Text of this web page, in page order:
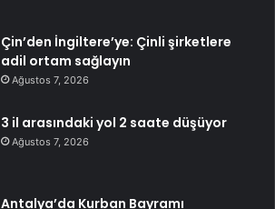
Çin’den İngiltere’ye: Çinli şirketlere
adil ortam sağlayın
Ağustos 7, 2026
3 il arasındaki yol 2 saate düşüyor
Ağustos 7, 2026
Antalya’da Kurban Bayramı